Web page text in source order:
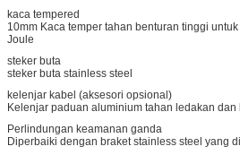
kaca tempered
10mm Kaca temper tahan benturan tinggi
Joule
steker buta
steker buta stainless steel
kelenjar kabel (aksesori opsional)
Kelenjar paduan aluminium tahan ledakan
Perlindungan keamanan ganda
Diperbaiki dengan braket stainless steel yang